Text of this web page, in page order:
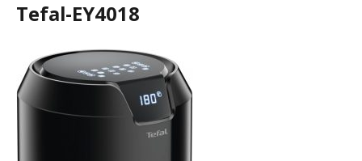
Tefal-EY4018